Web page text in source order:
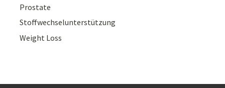
Prostate
Stoffwechselunterstützung
Weight Loss